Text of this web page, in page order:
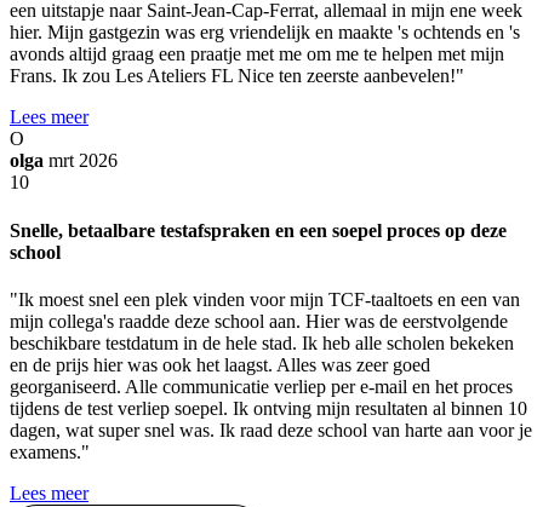
een uitstapje naar Saint-Jean-Cap-Ferrat, allemaal in mijn ene week
hier. Mijn gastgezin was erg vriendelijk en maakte 's ochtends en 's
avonds altijd graag een praatje met me om me te helpen met mijn
Frans. Ik zou Les Ateliers FL Nice ten zeerste aanbevelen!"
Lees meer
O
olga mrt 2026
10
Snelle, betaalbare testafspraken en een soepel proces op deze
school
"Ik moest snel een plek vinden voor mijn TCF-taaltoets en een van
mijn collega's raadde deze school aan. Hier was de eerstvolgende
beschikbare testdatum in de hele stad. Ik heb alle scholen bekeken
en de prijs hier was ook het laagst. Alles was zeer goed
georganiseerd. Alle communicatie verliep per e-mail en het proces
tijdens de test verliep soepel. Ik ontving mijn resultaten al binnen 10
dagen, wat super snel was. Ik raad deze school van harte aan voor je
examens."
Lees meer